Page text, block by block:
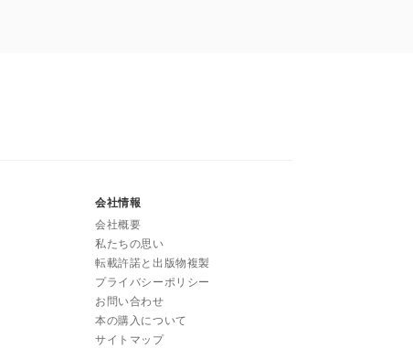
会社情報
会社概要
私たちの思い
転載許諾と出版物複製
プライバシーポリシー
お問い合わせ
本の購入について
サイトマップ